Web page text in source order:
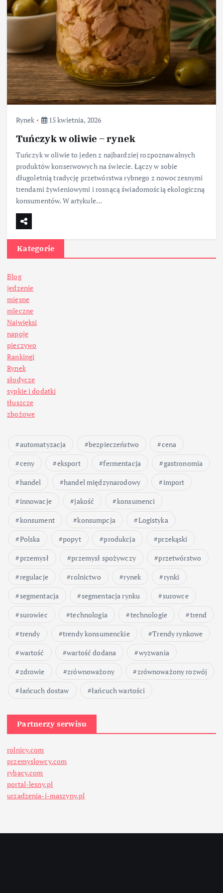
Rynek 15 kwietnia, 2026
Tuńczyk w oliwie – rynek
Tuńczyk w oliwie to jeden z najbardziej rozpoznawalnych
produktów konserwowych na świecie. Łączy w sobie
długoletnią tradycję przetwórstwa rybnego z nowoczesnymi
trendami żywieniowymi i rosnącą świadomością ekologiczną
konsumentów. W artykule…
Kategorie
Blog
jedzenie
mięsne
mleczne
Najwięksi
napoje
pieczywo
Rankingi
Rynek
słodycze
sypkie i dodatki
tłuszcze
zbożowe
automatyzacja bezpieczeństwo
cena
ceny
eksport fermentacja
gastronomia
handel
handel międzynarodowy
import
innowacje
jakość
konsumenci
konsument
konsumpcja
Logistyka
Polska
popyt produkcja
przekąski
przemysł
przemysł spożywczy
przetwórstwo
regulacje
rolnictwo rynek
rynki
segmentacja
segmentacja rynku
surowce
surowiec
technologia technologie
trend
trendy
trendy konsumenckie
Trendy rynkowe
wartość
wartość dodana
wyzwania
zdrowie
zrównoważony
zrównoważony rozwój
łańcuch dostaw
łańcuch wartości
Partnerzy serwisu
rolnicy.com
przemyslowcy.com
rybacy.com
portal-lesny.pl
urzadzenia-i-maszyny.pl